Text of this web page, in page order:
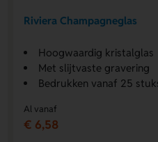
Riviera Champagneglas
Hoogwaardig kristalglas
Met slijtvaste gravering
Bedrukken vanaf 25
Al vanaf
€ 6,58